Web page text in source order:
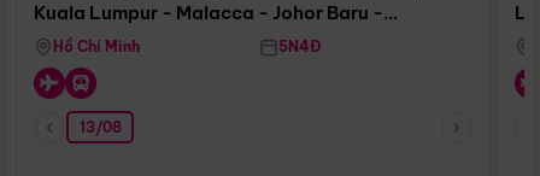
Kuala Lumpur - Malacca - Johor Baru -
Singapore
Hồ Chí Minh 5N4Đ
13/08